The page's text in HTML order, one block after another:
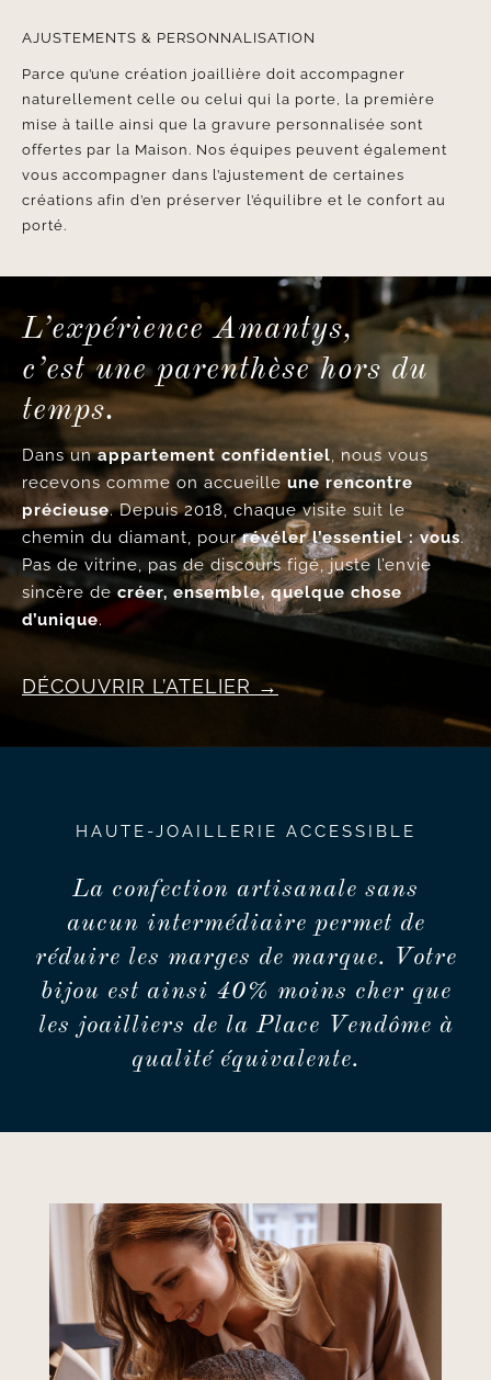
AJUSTEMENTS & PERSONNALISATION
Parce qu’une création joaillière doit accompagner
naturellement celle ou celui qui la porte, la première
mise à taille ainsi que la gravure personnalisée sont
offertes par la Maison. Nos équipes peuvent également
vous accompagner dans l’ajustement de certaines
créations afin d’en préserver l’équilibre et le confort au
porté.
L’expérience Amantys,
c’est une parenthèse hors du
temps.
Dans unappartement confidentiel, nous vous
recevons comme on accueille une rencontre
précieuse. Depuis 2018, chaque visite suit le
chemin du diamant, pourrévéler l’essentiel : vous.
Pas de vitrine, pas de discours figé, juste l’envie
sincère de créer, ensemble, quelque chose
d’unique.
DÉCOUVRIR L’ATELIER
HAUTE-JOAILLERIE ACCESSIBLE
La confection artisanale sans
aucun intermédiaire permet de
réduire les marges de marque. Votre
bijou est ainsi 40% moins cher que
les joailliers de la Place Vendôme à
qualité équivalente.